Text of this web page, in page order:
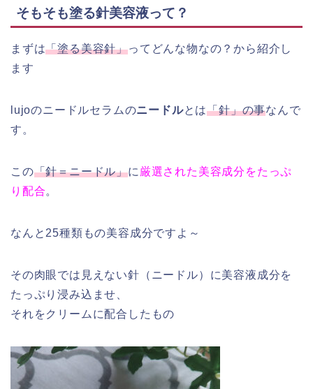
そもそも塗る針美容液って？
まずは「塗る美容針」ってどんな物なの？から紹介し
ます
lujoのニードルセラムのニードルとは「針」の事なんで
す。
この「針＝ニードル」に厳選された美容成分をたっぷ
り配合。
なんと25種類もの美容成分ですよ～
その肉眼では見えない針（ニードル）に美容液成分を
たっぷり浸み込ませ、
それをクリームに配合したもの